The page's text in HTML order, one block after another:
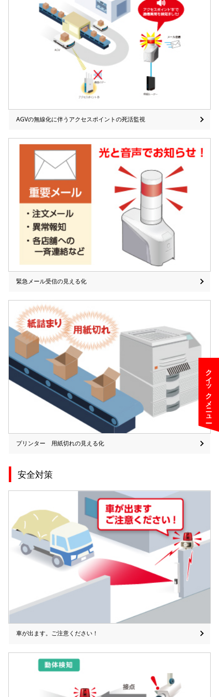
クイックメニュー
AGVの無線化に伴うアクセスポイントの死活監視
緊急メール受信の見える化
プリンター 用紙切れの見える化
安全対策
車が出ます。ご注意ください！